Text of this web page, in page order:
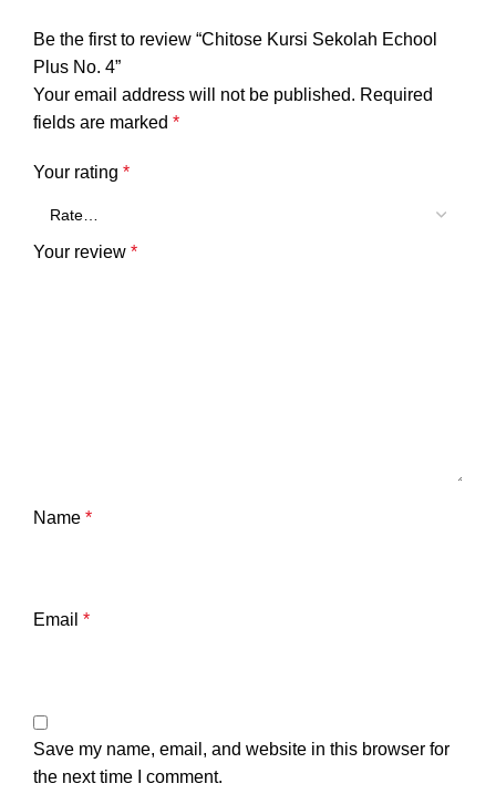
Be the first to review “Chitose Kursi Sekolah Echool
Plus No. 4”
Your email address will not be published. Required
fields are marked *
Your rating *
Your review *
Name *
Email *
Save my name, email, and website in this browser for
the next time I comment.